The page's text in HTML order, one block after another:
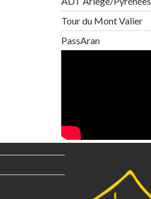
Tour du Mont Valier
PassAran